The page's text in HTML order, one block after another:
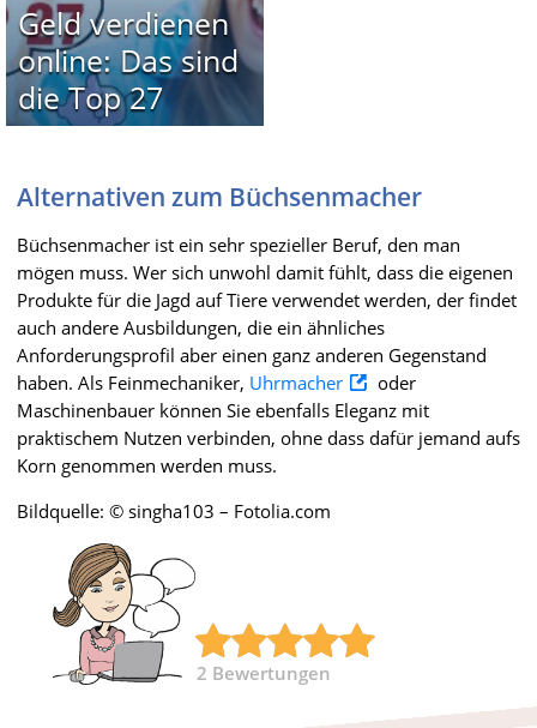
Geld verdienen
online: Das sind
die Top 27
Alternativen zum Büchsenmacher
Büchsenmacher ist ein sehr spezieller Beruf, den man
mögen muss. Wer sich unwohl damit fühlt, dass die eigenen
Produkte für die Jagd auf Tiere verwendet werden, der findet
auch andere Ausbildungen, die ein ähnliches
Anforderungsprofil aber einen ganz anderen Gegenstand
haben. Als Feinmechaniker, Uhrmacher
oder
Maschinenbauer können Sie ebenfalls Eleganz mit
praktischem Nutzen verbinden, ohne dass dafür jemand aufs
Korn genommen werden muss.
Bildquelle: © singha103 – Fotolia.com
2 Bewertungen